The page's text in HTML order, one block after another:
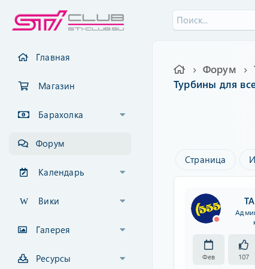
Главная
Магазин
Барахолка
Форум
Календарь
Вики
Галерея
Ресурсы
Форум
Турбины для
Страница
Фев 107